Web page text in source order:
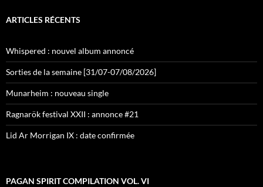
ARTICLES RÉCENTS
Whispered : nouvel album annoncé
Sorties de la semaine [31/07-07/08/2026]
Munarheim : nouveau single
Ragnarök festival XXII : annonce #21
Lid Ar Morrigan IX : date confirmée
PAGAN SPIRIT COMPILATION VOL. VI